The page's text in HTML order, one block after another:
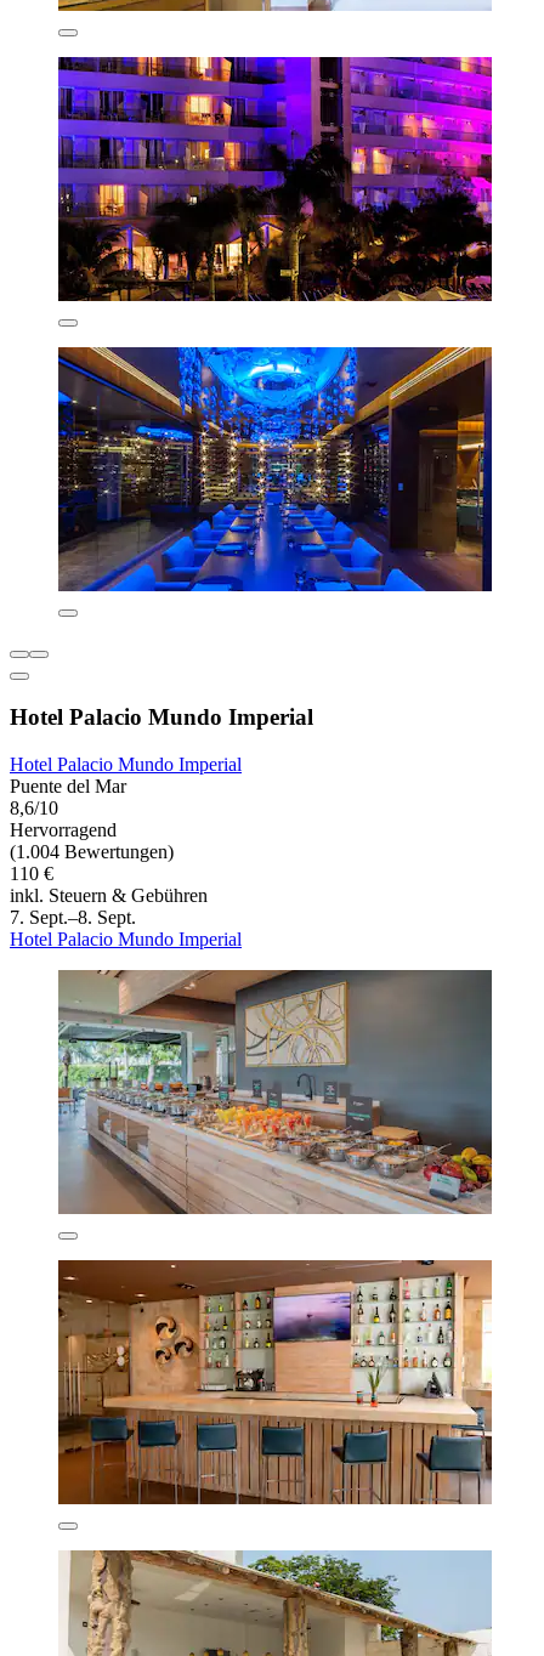
Hotel Palacio Mundo Imperial
Hotel Palacio Mundo Imperial
Puente del Mar
8,6/10
Hervorragend
(1.004 Bewertungen)
110 €
inkl. Steuern & Gebühren
7. Sept.–8. Sept.
Hotel Palacio Mundo Imperial